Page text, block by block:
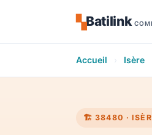
▚Batilink
Accueil › Isère
🏗️ 38480 ·